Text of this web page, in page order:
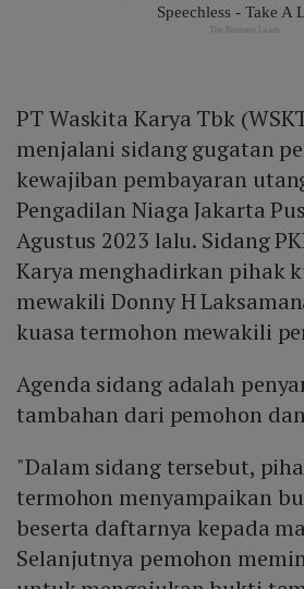
PT Waskita Karya Tbk
menjalani sidang gugatan
kewajiban pembayaran
Pengadilan Niaga Jakarta
Agustus 2023 lalu. Sidang
Karya menghadirkan pihak
mewakili Donny H
kuasa termohon mewakili
Agenda sidang adalah
tambahan dari pemohon
"Dalam sidang tersebut,
termohon menyampaikan
beserta daftarnya kepada
Selanjutnya pemohon